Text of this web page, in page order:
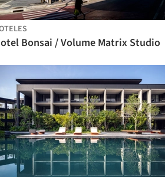
Bonsai / Volume Matrix Studio